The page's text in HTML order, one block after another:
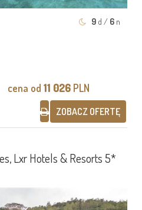
9 d / 6 n
cena od 11 026 PLN
ZOBACZ OFERTĘ
Lxr Hotels & Resorts 5*